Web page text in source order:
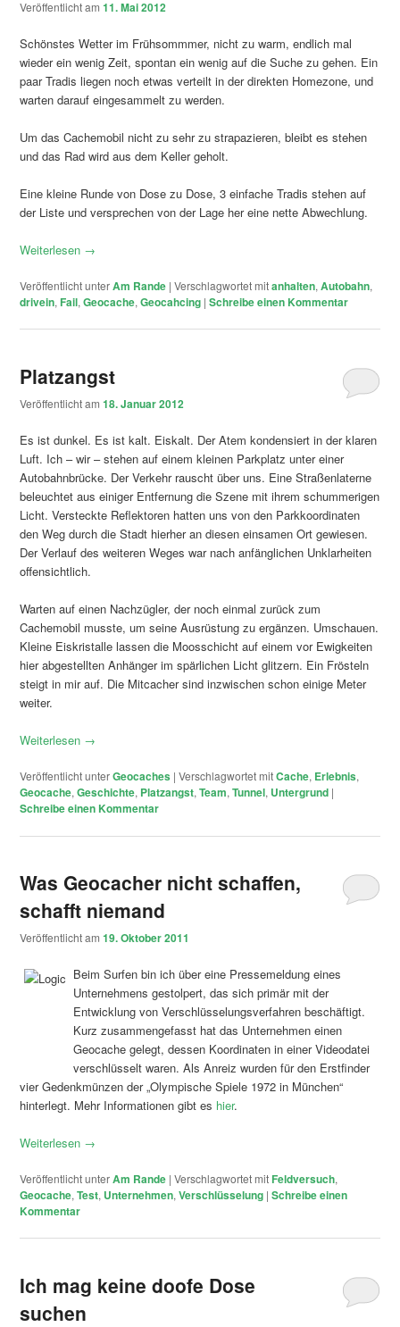
Veröffentlicht am11. Mai 2012
Schönstes Wetter im Frühsommmer, nicht zu warm, endlich mal
wieder ein wenig Zeit, spontan ein wenig auf die Suche zu gehen. Ein
paar Tradis liegen noch etwas verteilt in der direkten Homezone, und
warten darauf eingesammelt zu werden.
Um das Cachemobil nicht zu sehr zu strapazieren, bleibt es stehen
und das Rad wird aus dem Keller geholt.
Eine kleine Runde von Dose zu Dose, 3 einfache Tradis stehen auf
der Liste und versprechen von der Lage her eine nette Abwechlung.
Weiterlesen →
Veröffentlicht unterAm Rande |Verschlagwortet mitanhalten,Autobahn,
drivein,Fail,Geocache,Geocahcing |Schreibe einen Kommentar
Platzangst
Veröffentlicht am18. Januar 2012
Es ist dunkel. Es ist kalt. Eiskalt. Der Atem kondensiert in der klaren
Luft. Ich – wir – stehen auf einem kleinen Parkplatz unter einer
Autobahnbrücke. Der Verkehr rauscht über uns. Eine Straßenlaterne
beleuchtet aus einiger Entfernung die Szene mit ihrem schummerigen
Licht. Versteckte Reflektoren hatten uns von den Parkkoordinaten
den Weg durch die Stadt hierher an diesen einsamen Ort gewiesen.
Der Verlauf des weiteren Weges war nach anfänglichen Unklarheiten
offensichtlich.
Warten auf einen Nachzügler, der noch einmal zurück zum
Cachemobil musste, um seine Ausrüstung zu ergänzen. Umschauen.
Kleine Eiskristalle lassen die Moosschicht auf einem vor Ewigkeiten
hier abgestellten Anhänger im spärlichen Licht glitzern. Ein Frösteln
steigt in mir auf. Die Mitcacher sind inzwischen schon einige Meter
weiter.
Weiterlesen →
Veröffentlicht unterGeocaches |Verschlagwortet mitCache, Erlebnis,
Geocache,Geschichte, Platzangst,Team,Tunnel, Untergrund |
Schreibe einen Kommentar
Was Geocacher nicht schaffen,
schafft niemand
Veröffentlicht am19. Oktober 2011
Beim Surfen bin ich über eine Pressemeldung eines
Unternehmens gestolpert, das sich primär mit der
Entwicklung von Verschlüsselungsverfahren beschäftigt.
Kurz zusammengefasst hat das Unternehmen einen
Geocache gelegt, dessen Koordinaten in einer Videodatei
verschlüsselt waren. Als Anreiz wurden für den Erstfinder
vier Gedenkmünzen der „Olympische Spiele 1972 in München“
hinterlegt. Mehr Informationen gibt es hier.
Weiterlesen →
Veröffentlicht unterAm Rande |Verschlagwortet mitFeldversuch,
Geocache,Test, Unternehmen,Verschlüsselung |Schreibe einen
Kommentar
Ich mag keine doofe Dose
suchen